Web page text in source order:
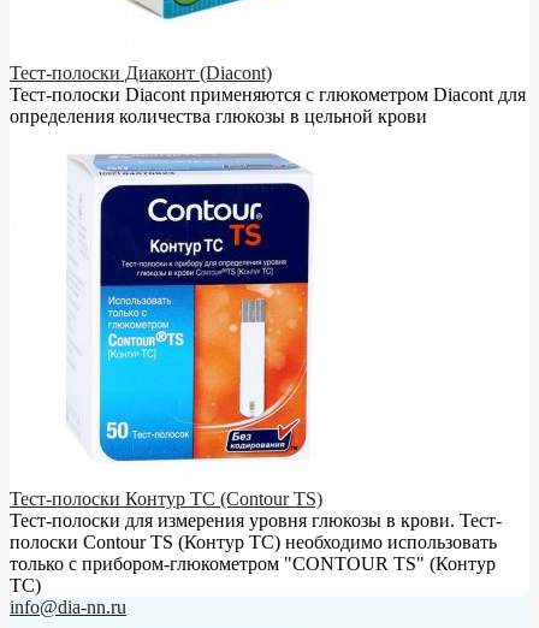
Тест-полоски Диаконт (Diacont)
Тест-полоски Diacont применяются с глюкометром Diacont для
определения количества глюкозы в цельной крови
Тест-полоски Контур ТС (Contour TS)
Тест-полоски для измерения уровня глюкозы в крови. Тест-
полоски Contour TS (Контур ТС) необходимо использовать
только с прибором-глюкометром "CONTOUR TS" (Контур
ТС)
info@dia-nn.ru